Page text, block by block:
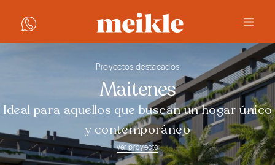
Proyectos destacados
Maitenes
Ideal para aquellos que buscan un hogar único
y contemporáneo
ver proyecto